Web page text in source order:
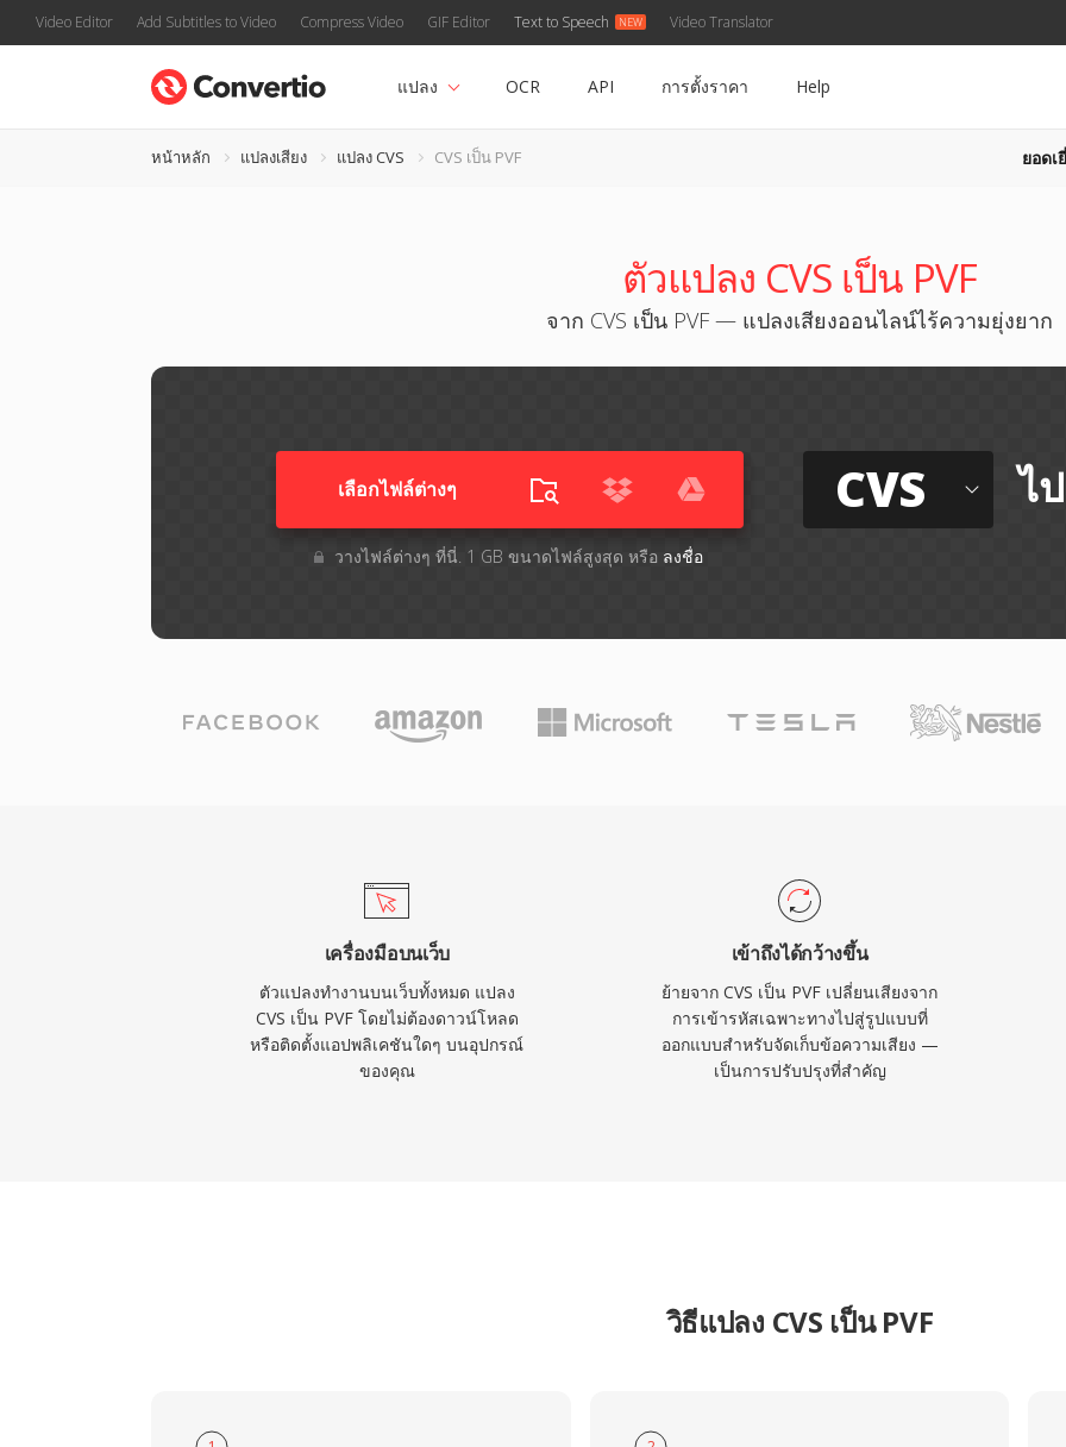
Video Editor Add Subtitles to Video Compress Video GIF Editor Text to Speech Video Translator
แปลง OCR API การตั้งราคา Help
หน้าหลัก แปลงเสียง แปลง CVS CVS เป็น PVF ยอดเ
ตัวแปลง CVS เป็น PVF
จาก CVS เป็น PVF — แปลงเสียงออนไลน์ไร้ความยุ่งยาก
เลือกไฟล์ต่างๆ​
วางไฟล์ต่างๆ​ ที่นี่. 1 GB ขนาดไฟล์สูงสุด หรือ ลงชื่อ
CVS ไ
เครื่องมือบนเว็บ
ตัวแปลงทำงานบนเว็บทั้งหมด แปลง
CVS เป็น PVF โดยไม่ต้องดาวน์โหลด
หรือติดตั้งแอปพลิเคชันใดๆ บนอุปกรณ์
ของคุณ
เข้าถึงได้กว้างขึ้น
ย้ายจาก CVS เป็น PVF เปลี่ยนเสียงจาก
การเข้ารหัสเฉพาะทางไปสู่รูปแบบที่
ออกแบบสำหรับจัดเก็บข้อความเสียง —
เป็นการปรับปรุงที่สำคัญ
วิธีแปลง CVS เป็น PVF